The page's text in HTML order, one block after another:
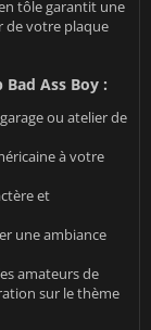
tôle garantit une
de votre plaque
Ass Boy :
ou atelier de
à votre
et
une ambiance
amateurs de
sur le thème